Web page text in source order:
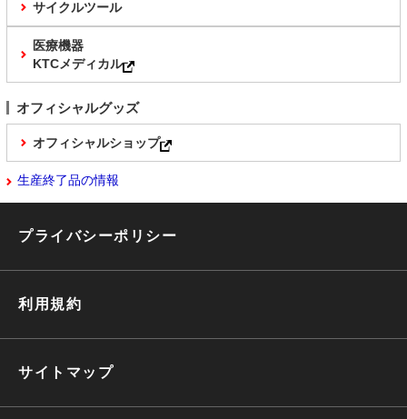
サイクルツール
医療機器
KTCメディカル
オフィシャルグッズ
オフィシャルショップ
生産終了品の情報
プライバシーポリシー
利用規約
サイトマップ